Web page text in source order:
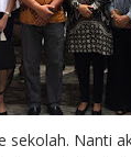
sekolah. Nanti